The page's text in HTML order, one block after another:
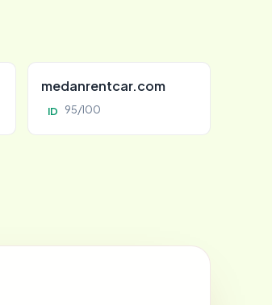
medanrentcar.com
ID 95/100